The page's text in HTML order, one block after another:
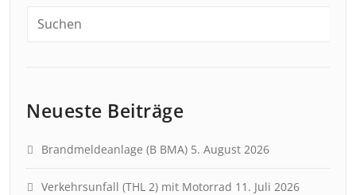
Neueste Beiträge
Brandmeldeanlage (B BMA) 5. August 2026
Verkehrsunfall (THL 2) mit Motorrad 11. Juli 2026